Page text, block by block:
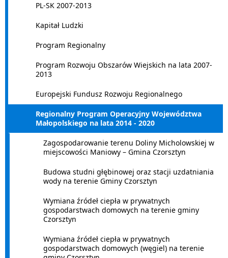
PL-SK 2007-2013
Kapitał Ludzki
Program Regionalny
Program Rozwoju Obszarów Wiejskich na lata 2007-
2013
Europejski Fundusz Rozwoju Regionalnego
Regionalny Program Operacyjny Województwa
Małopolskiego na lata 2014 - 2020
Zagospodarowanie terenu Doliny Micholowskiej w
miejscowości Maniowy – Gmina Czorsztyn
Budowa studni głębinowej oraz stacji uzdatniania
wody na terenie Gminy Czorsztyn
Wymiana źródeł ciepła w prywatnych
gospodarstwach domowych na terenie gminy
Czorsztyn
Wymiana źródeł ciepła w prywatnych
gospodarstwach domowych (węgiel) na terenie